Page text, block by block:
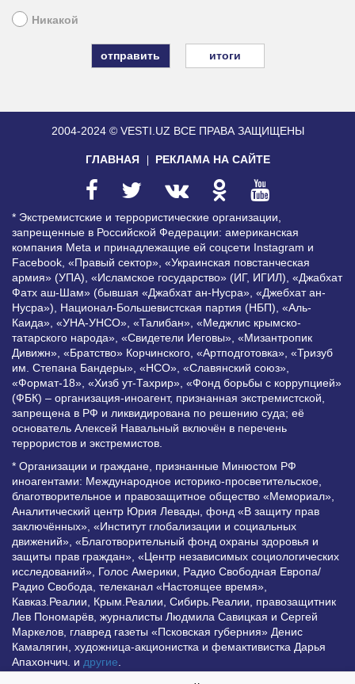
Никакой
итоги
2004-2024 © VESTI.UZ ВСЕ ПРАВА ЗАЩИЩЕНЫ
ГЛАВНАЯ РЕКЛАМА НА САЙТЕ
* Экстремистские и террористические организации,
запрещенные в Российской Федерации: американская
компания Meta и принадлежащие ей соцсети Instagram и
Facebook, «Правый сектор», «Украинская повстанческая
армия» (УПА), «Исламское государство» (ИГ, ИГИЛ), «Джабхат
Фатх аш-Шам» (бывшая «Джабхат ан-Нусра», «Джебхат ан-
Нусра»), Национал-Большевистская партия (НБП), «Аль-
Каида», «УНА-УНСО», «Талибан», «Меджлис крымско-
татарского народа», «Свидетели Иеговы», «Мизантропик
Дивижн», «Братство» Корчинского, «Артподготовка», «Тризуб
им. Степана Бандеры», «НСО», «Славянский союз»,
«Формат-18», «Хизб ут-Тахрир», «Фонд борьбы с коррупцией»
(ФБК) – организация-иноагент, признанная экстремистской,
запрещена в РФ и ликвидирована по решению суда; её
основатель Алексей Навальный включён в перечень
террористов и экстремистов.
* Организации и граждане, признанные Минюстом РФ
иноагентами: Международное историко-просветительское,
благотворительное и правозащитное общество «Мемориал»,
Аналитический центр Юрия Левады, фонд «В защиту прав
заключённых», «Институт глобализации и социальных
движений», «Благотворительный фонд охраны здоровья и
защиты прав граждан», «Центр независимых социологических
исследований», Голос Америки, Радио Свободная Европа/
Радио Свобода, телеканал «Настоящее время»,
Кавказ.Реалии, Крым.Реалии, Сибирь.Реалии, правозащитник
Лев Пономарёв, журналисты Людмила Савицкая и Сергей
Маркелов, главред газеты «Псковская губерния» Денис
Камалягин, художница-акционистка и фемактивистка Дарья
Апахончич. и другие.